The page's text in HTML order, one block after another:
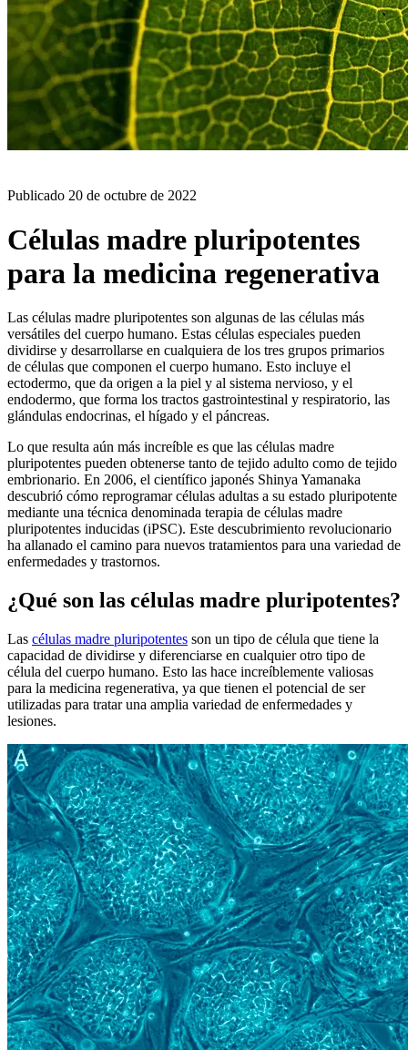
Publicado 20 de octubre de 2022
Células madre pluripotentes
para la medicina regenerativa
Las células madre pluripotentes son algunas de las células más
versátiles del cuerpo humano. Estas células especiales pueden
dividirse y desarrollarse en cualquiera de los tres grupos primarios
de células que componen el cuerpo humano. Esto incluye el
ectodermo, que da origen a la piel y al sistema nervioso, y el
endodermo, que forma los tractos gastrointestinal y respiratorio, las
glándulas endocrinas, el hígado y el páncreas.
Lo que resulta aún más increíble es que las células madre
pluripotentes pueden obtenerse tanto de tejido adulto como de tejido
embrionario. En 2006, el científico japonés Shinya Yamanaka
descubrió cómo reprogramar células adultas a su estado pluripotente
mediante una técnica denominada terapia de células madre
pluripotentes inducidas (iPSC). Este descubrimiento revolucionario
ha allanado el camino para nuevos tratamientos para una variedad de
enfermedades y trastornos.
¿Qué son las células madre pluripotentes?
Las células madre pluripotentes son un tipo de célula que tiene la
capacidad de dividirse y diferenciarse en cualquier otro tipo de
célula del cuerpo humano. Esto las hace increíblemente valiosas
para la medicina regenerativa, ya que tienen el potencial de ser
utilizadas para tratar una amplia variedad de enfermedades y
lesiones.